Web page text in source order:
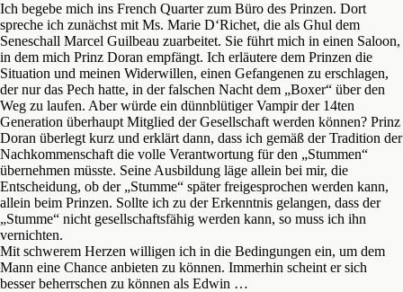
Ich begebe mich ins French Quarter zum Büro des Prinzen. Dort
spreche ich zunächst mit Ms. Marie D‘Richet, die als Ghul dem
Seneschall Marcel Guilbeau zuarbeitet. Sie führt mich in einen Saloon,
in dem mich Prinz Doran empfängt. Ich erläutere dem Prinzen die
Situation und meinen Widerwillen, einen Gefangenen zu erschlagen,
der nur das Pech hatte, in der falschen Nacht dem „Boxer“ über den
Weg zu laufen. Aber würde ein dünnblütiger Vampir der 14ten
Generation überhaupt Mitglied der Gesellschaft werden können? Prinz
Doran überlegt kurz und erklärt dann, dass ich gemäß der Tradition der
Nachkommenschaft die volle Verantwortung für den „Stummen“
übernehmen müsste. Seine Ausbildung läge allein bei mir, die
Entscheidung, ob der „Stumme“ später freigesprochen werden kann,
allein beim Prinzen. Sollte ich zu der Erkenntnis gelangen, dass der
„Stumme“ nicht gesellschaftsfähig werden kann, so muss ich ihn
vernichten.
Mit schwerem Herzen willigen ich in die Bedingungen ein, um dem
Mann eine Chance anbieten zu können. Immerhin scheint er sich
besser beherrschen zu können als Edwin …